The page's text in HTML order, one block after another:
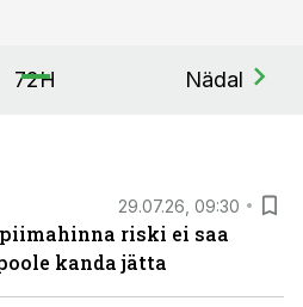
72H Nädal
29.07.26, 09:30
riski ei saa
kanda jätta